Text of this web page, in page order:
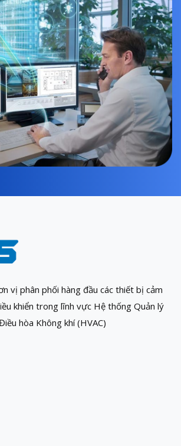
vị phân phối hàng đầu các thiết bị cảm
khiển trong lĩnh vực Hệ thống Quản lý
hòa Không khí (HVAC)